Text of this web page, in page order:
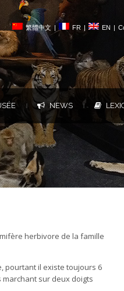
繁體中文 | FR | EN |
NEWS
herbivore de la famille
pourtant il existe toujours 6
sur deux doigts